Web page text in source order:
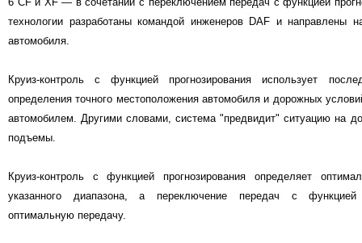
технологии разработаны командой инженеров DAF и направлены
автомобиля.
Круиз-контроль с функцией прогнозирования использует
определения точного местоположения автомобиля и дорожных
автомобилем. Другими словами, система "предвидит" ситуацию на
подъемы.
Круиз-контроль с функцией прогнозирования определяет
указанного диапазона, а переключение передач с функцией
оптимальную передачу.